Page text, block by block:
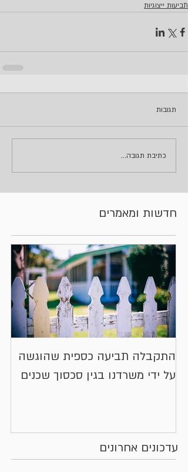
תביעות ייצוגיות
תגובות
כתיבת תגובה...
חדשות ומאמרים
התקבלה תביעה כספית שהוגשה
על ידי משרדנו בגין סכסוך שכנים
עדכונים אחרונים